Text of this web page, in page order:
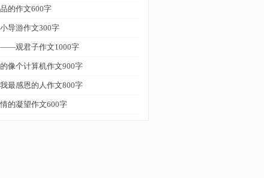
的作文600字
导游作文300字
观君子作文1000字
像个计算机作文900字
最感恩的人作文800字
的凝望作文600字